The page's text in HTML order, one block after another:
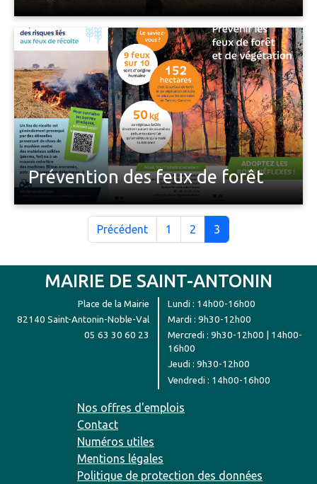
Vous trouverez ici (liens en bas de page) : - un
communiqué de la Préfecture rappelant les
consignes de vigilance en matière de baignade en
eaux vives ou en piscine - le dépliant "Calme
apparent, risque présent" publié par EDF
concernant les règles de vigilance à respecter à
proximité des…
Prévention des feux de forêt
Un rappel des points de vigilance et des règles à
Précédent
1 2 3
MAIRIE DE SAINT-ANTONIN
Place de la Mairie
82140 Saint-Antonin-Noble-Val
05 63 30 60 23
Lundi : 14h00-16h00
Mardi : 9h30-12h00
Mercredi : 9h30-12h00 | 14h00-
16h00
Jeudi : 9h30-12h00
Vendredi : 14h00-16h00
Nos offres d'emplois
Contact
Numéros utiles
Mentions légales
Politique de protection des données